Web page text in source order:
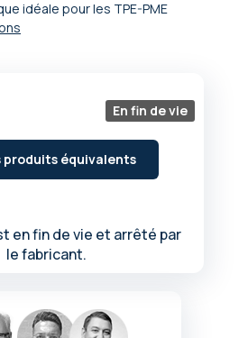
idéale pour les TPE-PME
En fin de vie
produits équivalents
en fin de vie et arrêté par
le fabricant.